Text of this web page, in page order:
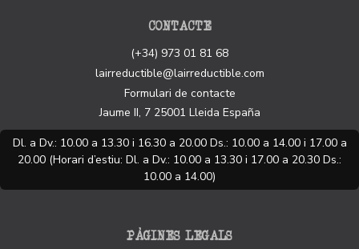
CONTACTE
(+34) 973 01 81 68
lairreductible@lairreductible.com
Formulari de contacte
Jaume II, 7 25001 Lleida España
Dl. a Dv.: 10.00 a 13.30 i 16.30 a 20.00 Ds.: 10.00 a 14.00 i 17.00 a
20.00 (Horari d’estiu: Dl. a Dv.: 10.00 a 13.30 i 17.00 a 20.30 Ds.:
10.00 a 14.00)
PÀGINES LEGALS